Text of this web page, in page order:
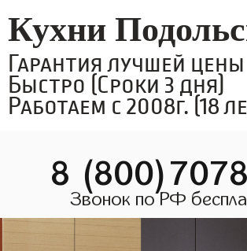
Кухни
Гарантия лучшей цены
Быстро (Сроки 3 дня)
Работаем с 2008г. (18
8
Звонок по РФ